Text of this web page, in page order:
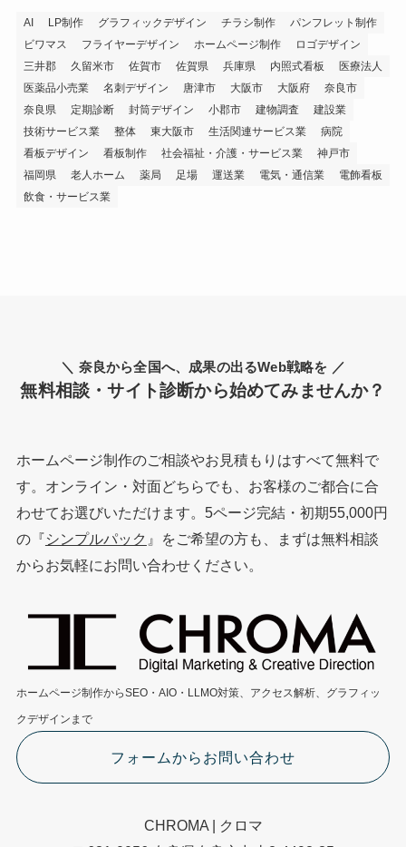
AI LP制作 グラフィックデザイン チラシ制作
パンフレット制作
ビワマス
フライヤーデザイン ホームページ制作
ロゴデザイン
三井郡
久留米市 佐賀市 佐賀県 兵庫県 内照式看板
医療法人
医薬品小売業
名刺デザイン 唐津市 大阪市 大阪府
奈良市
奈良県
定期診断 封筒デザイン 小郡市 建物調査
建設業
技術サービス業
整体 東大阪市 生活関連サービス業
病院
看板デザイン
看板制作 社会福祉・介護・サービス業
神戸市
福岡県
老人ホーム 薬局 足場 運送業 電気・通信業
電飾看板
飲食・サービス業
＼ 奈良から全国へ、成果の出るWeb戦略を ／
無料相談・サイト診断から始めてみませんか？
ホームページ制作のご相談やお見積もりはすべて無料で
す。オンライン・対面どちらでも、お客様のご都合に合
わせてお選びいただけます。5ページ完結・初期55,000円
の『シンプルパック 』をご希望の方も、まずは無料相談
からお気軽にお問い合わせください。
ホームページ制作からSEO・AIO・LLMO対策、アクセス解析、グラフィッ
クデザインまで
フォームからお問い合わせ
CHROMA | クロマ